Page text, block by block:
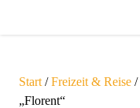
Start /Freizeit & Reise /
„Florent“